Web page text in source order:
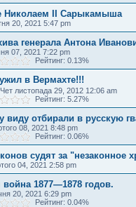
Николаем II Сарыкамыша
20, 2021 5:47 pm
генерала Антона
07, 2021 7:22 pm
Рейтинг: 0.13%
в Вермахте!!!
Чет листопада 29, 2012 12:06 am
Рейтинг: 5.27%
виду отбирали в русскую
08, 2021 8:48 pm
Рейтинг: 0.06%
судят за "незаконное
04, 2021 2:58 pm
война 1877—1878 годов.
20, 2021 6:29 pm
Рейтинг: 0.04%